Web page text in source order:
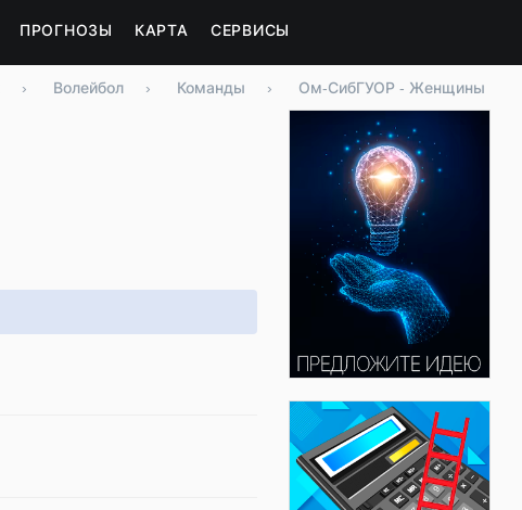
ПРОГНОЗЫ КАРТА СЕРВИСЫ
› Волейбол › Команды › Ом-СибГУОР - Женщины